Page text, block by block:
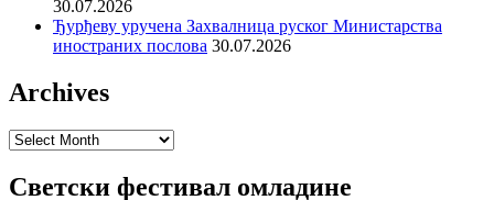
30.07.2026
Ђурђеву уручена Захвалница руског Министарства
иностраних послова 30.07.2026
Archives
Archives
Светски фестивал омладине